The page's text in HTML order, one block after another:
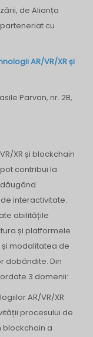
de Alianța
parteneriat cu
AR/VR/XR și
Parvan, nr. 2B,
XR și blockchain
contribui la
interactivitate.
abilitățile
și platformele
modalitatea de
dobândite. Din
3 domenii:
AR/VR/XR
procesului de
blockchain a